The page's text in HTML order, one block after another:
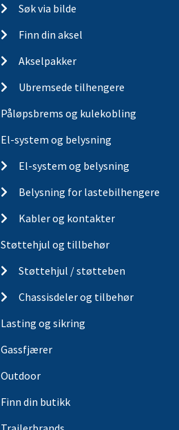
Søk via bilde
Finn din aksel
Akselpakker
Ubremsede tilhengere
Påløpsbrems og kulekobling
El-system og belysning
El-system og belysning
Belysning for lastebilhengere
Kabler og kontakter
Støttehjul og tillbehør
Støttehjul / støtteben
Chassisdeler og tilbehør
Lasting og sikring
Gassfjærer
Outdoor
Finn din butikk